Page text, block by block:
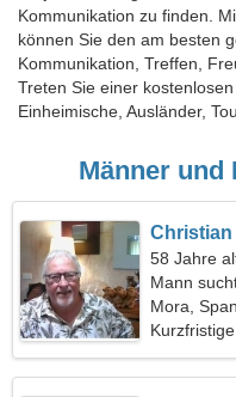
Kommunikation zu finden.
können Sie den am besten
Kommunikation, Treffen,
Treten Sie einer
Einheimische, Ausländer,
Männer und
Christian
58 Jahre
Mann
Mora,